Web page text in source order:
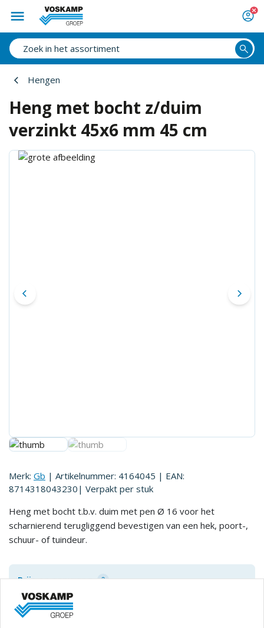
Hengen
Heng met bocht z/duim
verzinkt 45x6 mm 45 cm
Merk: Gb | Artikelnummer: 4164045 | EAN:
8714318043230 | Verpakt per stuk
Heng met bocht t.b.v. duim met pen Ø 16 voor het
scharnierend terugliggend bevestigen van een hek, poort-,
schuur- of tuindeur.
Prijs op aanvraag